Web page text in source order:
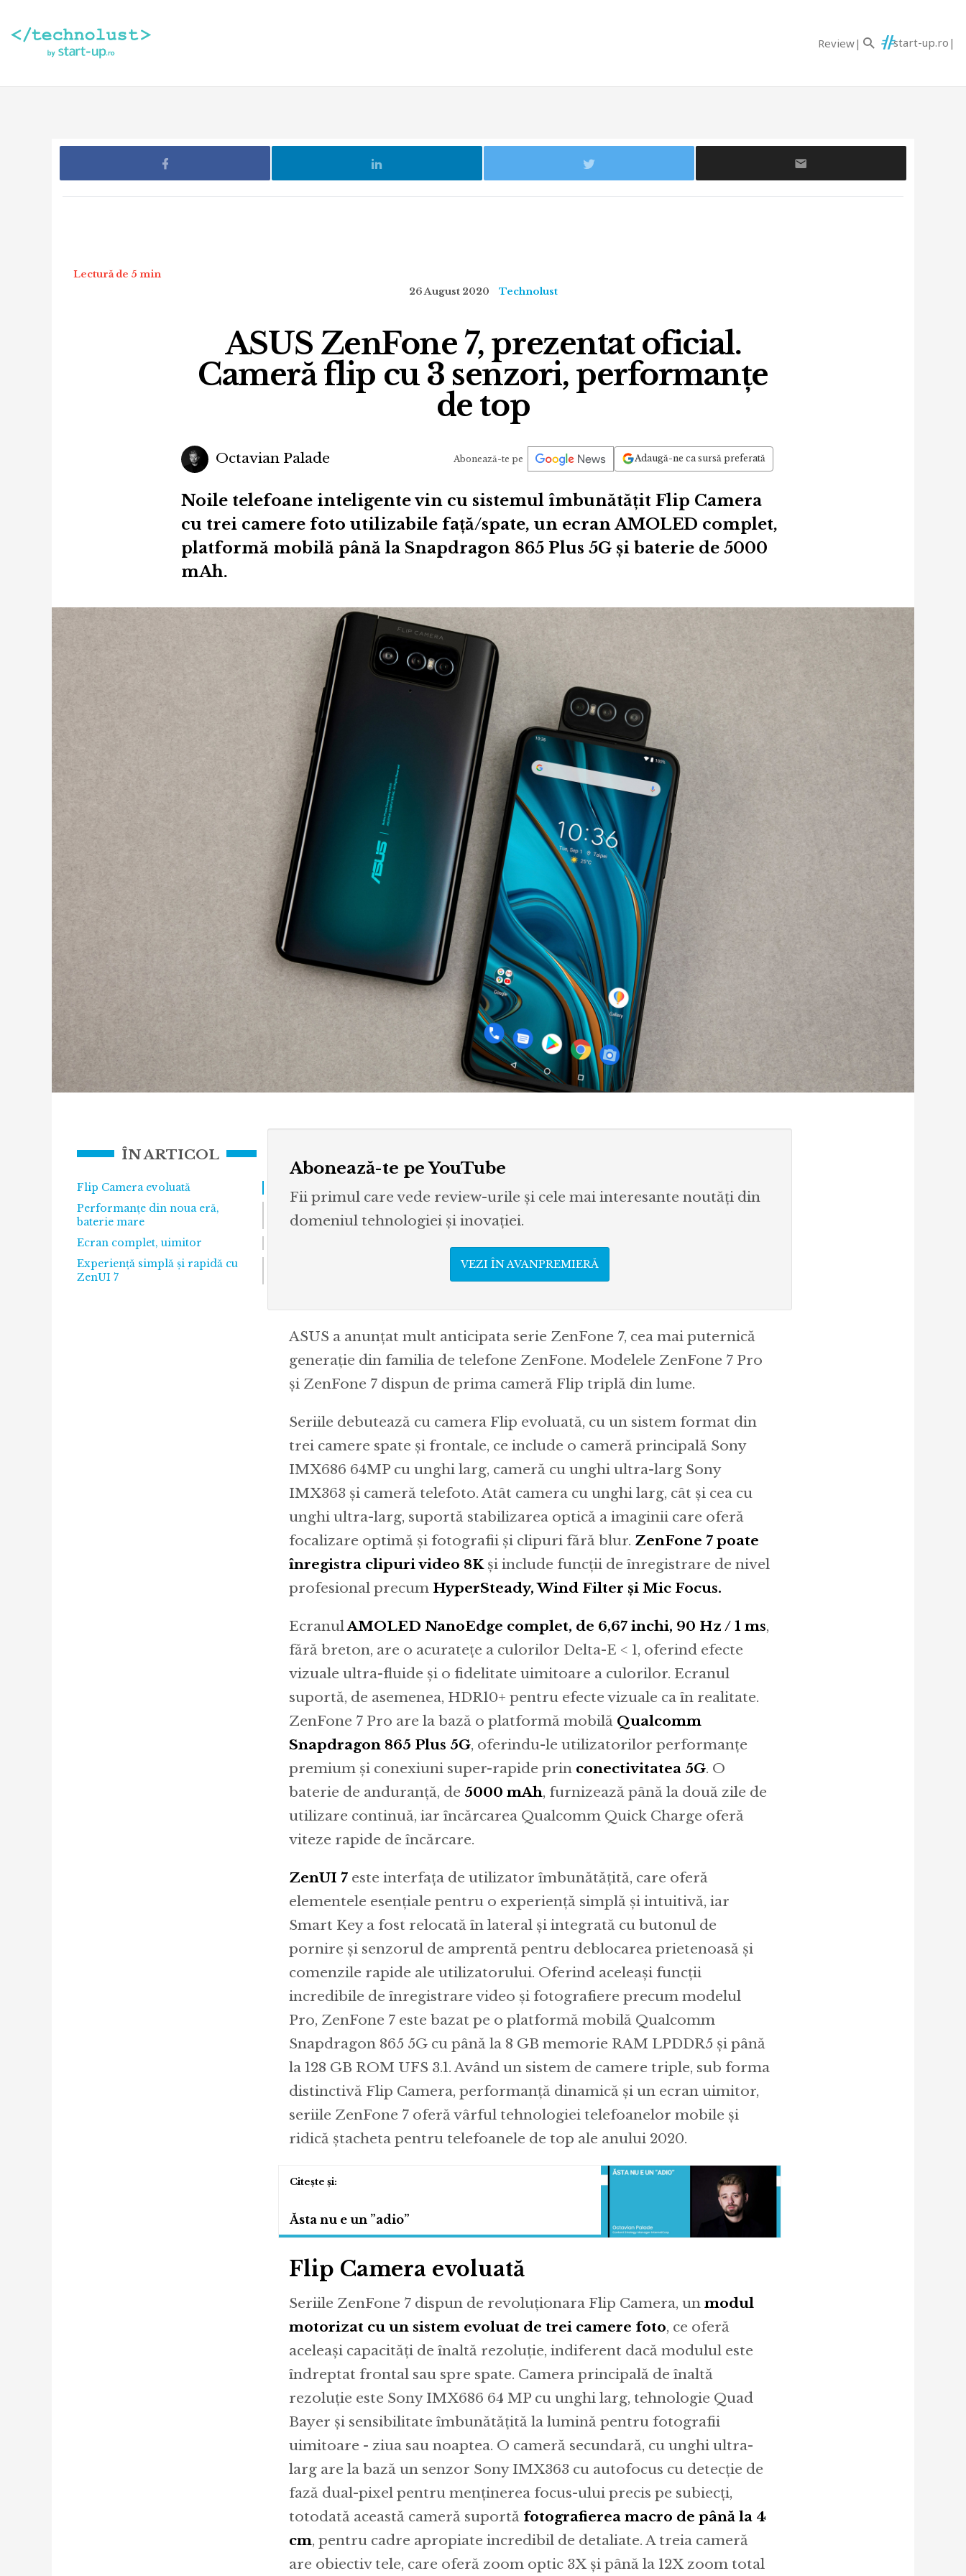
Review start-up.ro
Lectură de 5 min
26 August 2020
Technolust
ASUS ZenFone 7, prezentat oficial.
Cameră flip cu 3 senzori, performanțe
de top
Octavian Palade Abonează-te pe Adaugă-ne ca sursă preferată
Noile telefoane inteligente vin cu sistemul îmbunătățit Flip Camera
cu trei camere foto utilizabile față/spate, un ecran AMOLED complet,
platformă mobilă până la Snapdragon 865 Plus 5G și baterie de 5000
mAh.
ÎN ARTICOL
Flip Camera evoluată
Performanțe din noua eră,
baterie mare
Ecran complet, uimitor
Experiență simplă și rapidă cu
ZenUI 7
Abonează-te pe YouTube
Fii primul care vede review-urile și cele mai interesante noutăți din
domeniul tehnologiei și inovației.
VEZI ÎN AVANPREMIERĂ
ASUS a anunțat mult anticipata serie ZenFone 7, cea mai puternică
generație din familia de telefone ZenFone. Modelele ZenFone 7 Pro
și ZenFone 7 dispun de prima cameră Flip triplă din lume.
Seriile debutează cu camera Flip evoluată, cu un sistem format din
trei camere spate și frontale, ce include o cameră principală Sony
IMX686 64MP cu unghi larg, cameră cu unghi ultra-larg Sony
IMX363 și cameră telefoto. Atât camera cu unghi larg, cât și cea cu
unghi ultra-larg, suportă stabilizarea optică a imaginii care oferă
focalizare optimă și fotografii și clipuri fără blur. ZenFone 7 poate
înregistra clipuri video 8Kși include funcții de înregistrare de nivel
profesional precum HyperSteady, Wind Filter și Mic Focus.
EcranulAMOLED NanoEdge complet, de 6,67 inchi, 90 Hz / 1 ms,
fără breton, are o acuratețe a culorilor Delta-E < 1, oferind efecte
vizuale ultra-fluide și o fidelitate uimitoare a culorilor. Ecranul
suportă, de asemenea, HDR10+ pentru efecte vizuale ca în realitate.
ZenFone 7 Pro are la bază o platformă mobilă Qualcomm
Snapdragon 865 Plus 5G, oferindu-le utilizatorilor performanțe
premium și conexiuni super-rapide prin conectivitatea 5G. O
baterie de anduranţă, de 5000 mAh, furnizează până la două zile de
utilizare continuă, iar încărcarea Qualcomm Quick Charge oferă
viteze rapide de încărcare.
ZenUI 7 este interfața de utilizator îmbunătățită, care oferă
elementele esențiale pentru o experiență simplă și intuitivă, iar
Smart Key a fost relocată în lateral și integrată cu butonul de
pornire și senzorul de amprentă pentru deblocarea prietenoasă și
comenzile rapide ale utilizatorului. Oferind aceleași funcții
incredibile de înregistrare video și fotografiere precum modelul
Pro, ZenFone 7 este bazat pe o platformă mobilă Qualcomm
Snapdragon 865 5G cu până la 8 GB memorie RAM LPDDR5 și până
la 128 GB ROM UFS 3.1. Având un sistem de camere triple, sub forma
distinctivă Flip Camera, performanță dinamică și un ecran uimitor,
seriile ZenFone 7 oferă vârful tehnologiei telefoanelor mobile și
ridică ștacheta pentru telefoanele de top ale anului 2020.
Ăsta nu e un ”adio”
Flip Camera evoluată
Seriile ZenFone 7 dispun de revoluționara Flip Camera, un modul
motorizat cu un sistem evoluat de trei camere foto, ce oferă
aceleași capacități de înaltă rezoluție, indiferent dacă modulul este
îndreptat frontal sau spre spate. Camera principală de înaltă
rezoluție este Sony IMX686 64 MP cu unghi larg, tehnologie Quad
Bayer și sensibilitate îmbunătățită la lumină pentru fotografii
uimitoare - ziua sau noaptea. O cameră secundară, cu unghi ultra-
larg are la bază un senzor Sony IMX363 cu autofocus cu detecție de
fază dual-pixel pentru menținerea focus-ului precis pe subiecți,
totodată această cameră suportă fotografierea macro de până la 4
cm, pentru cadre apropiate incredibil de detaliate. A treia cameră
are obiectiv tele, care oferă zoom optic 3X și până la 12X zoom total